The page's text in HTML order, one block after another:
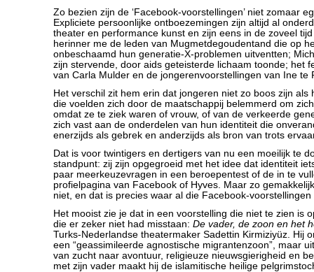
Zo bezien zijn de ‘Facebook-voorstellingen’ niet zomaar
Expliciete persoonlijke ontboezemingen zijn altijd al
theater en performance kunst en zijn eens in de zoveel
herinner me de leden van Mugmetdegoudentand die op
onbeschaamd hun generatie-X-problemen uitventten;
zijn stervende, door aids geteisterde lichaam toonde; het
van Carla Mulder en de jongerenvoorstellingen van Ine te
Het verschil zit hem erin dat jongeren niet zo boos zijn als
die voelden zich door de maatschappij belemmerd om
omdat ze te ziek waren of vrouw, of van de verkeerde
zich vast aan de onderdelen van hun identiteit die
enerzijds als gebrek en anderzijds als bron van trots
Dat is voor twintigers en dertigers van nu een moeilijk te
standpunt: zij zijn opgegroeid met het idee dat identiteit
paar meerkeuzevragen in een beroepentest of de in te
profielpagina van Facebook of Hyves. Maar zo
niet, en dat is precies waar al die Facebook-
Het mooist zie je dat in een voorstelling die niet te zien is
die er zeker niet had misstaan: De vader, de zoon en het
Turks-Nederlandse theatermaker Sadettin Kirmiziyüz. Hij
een “geassimileerde agnostische migrantenzoon”, maar
van zucht naar avontuur, religieuze nieuwsgierigheid en
met zijn vader maakt hij de islamitische heilige